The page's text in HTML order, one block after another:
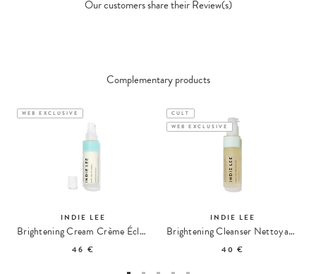
Our customers share their Review(s)
Complementary products
WEB EXCLUSIVE
INDIE LEE
Brightening Cream Crème Éclaircissante
46 €
CULT
WEB EXCLUSIVE
INDIE LEE
Brightening Cleanser Nettoyant Eclat
40 €